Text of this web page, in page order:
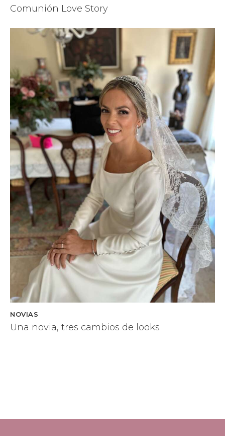
Comunión Love Story
NOVIAS
Una novia, tres cambios de looks